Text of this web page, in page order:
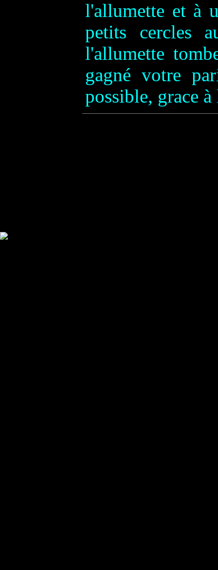
l'allumette et à
petits cercles
l'allumette
gagné votre
possible, grace